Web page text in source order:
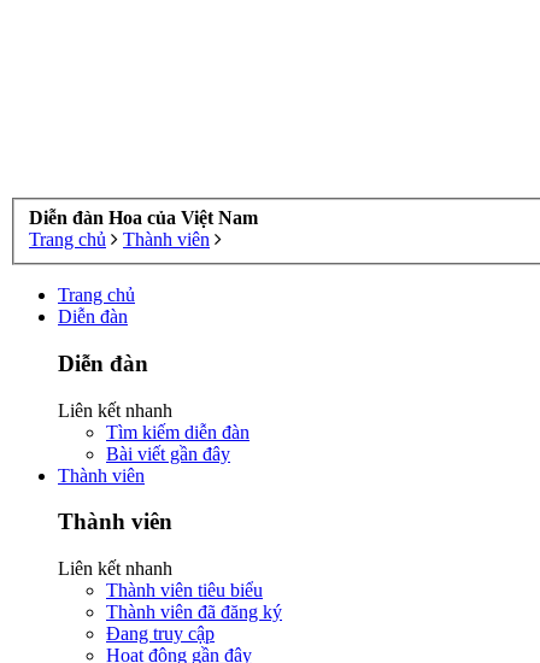
Diễn đàn Hoa của Việt Nam
Trang chủ
Thành viên
Trang chủ
Diễn đàn
Diễn đàn
Liên kết nhanh
Tìm kiếm diễn đàn
Bài viết gần đây
Thành viên
Thành viên
Liên kết nhanh
Thành viên tiêu biểu
Thành viên đã đăng ký
Đang truy cập
Hoạt động gần đây